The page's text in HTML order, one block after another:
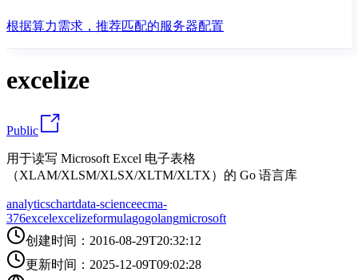
根据算力需求，推荐匹配的服务器配置
excelize
Public
用于读写 Microsoft Excel 电子表格
（XLAM/XLSM/XLSX/XLTM/XLTX）的 Go 语言库
analyticschartdata-scienceecma-
376excelexcelizeformulagogolangmicrosoft
创建时间 ： 2016-08-29T20:32:12
更新时间 ： 2025-12-09T09:02:28